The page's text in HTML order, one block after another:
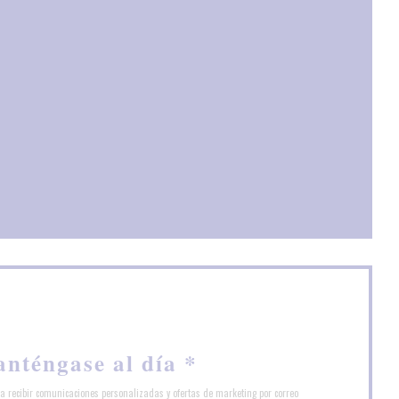
ventana))
al día *
recibir comunicaciones personalizadas y ofertas de marketing por correo